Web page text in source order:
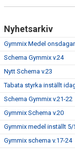
Nyhetsarkiv
Gymmix Medel
Schema Gymmix v.24
Nytt Schema v.23
Tabata styrka inställt
Schema Gymmix v.21-22
Gymmix Schema v.20
Gymmix medel inställt 5/
Gymmix schema v.17-24